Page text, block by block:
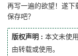
再写一遍的欲望！遂
保存吧？
版权声明 : 本文未使
由转载或使用。